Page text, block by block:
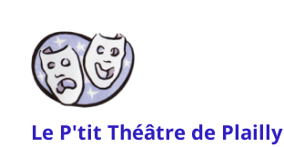
Le P'tit Théâtre de Plailly